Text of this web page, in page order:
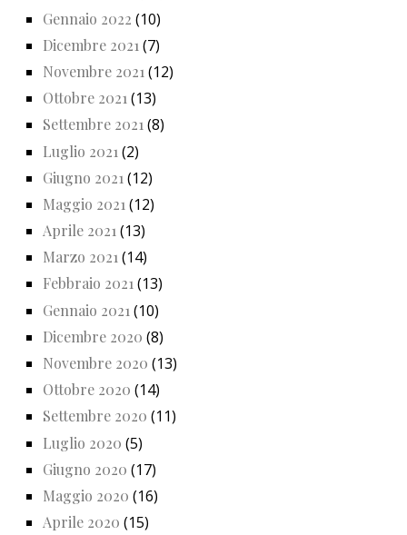
Gennaio 2022 (10)
Dicembre 2021 (7)
Novembre 2021 (12)
Ottobre 2021 (13)
Settembre 2021(8)
Luglio 2021 (2)
Giugno 2021 (12)
Maggio 2021 (12)
Aprile 2021 (13)
Marzo 2021(14)
Febbraio 2021(13)
Gennaio 2021 (10)
Dicembre 2020 (8)
Novembre 2020 (13)
Ottobre 2020 (14)
Settembre 2020 (11)
Luglio 2020 (5)
Giugno 2020 (17)
Maggio 2020 (16)
Aprile 2020 (15)